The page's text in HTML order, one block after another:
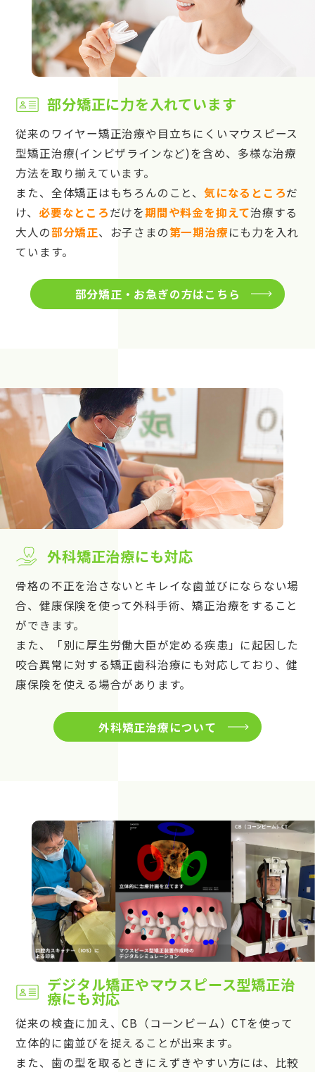
部分矯正に力を入れています
従来のワイヤー矯正治療や目立ちにくいマウスピース
型矯正治療(インビザラインなど)を含め、多様な治療
方法を取り揃えています。
また、全体矯正はもちろんのこと、 気になるところだ
け、 必要なところだけを期間や料金を抑えて治療する
大人の部分矯正、お子さまの第一期治療にも力を入れ
ています。
部分矯正・お急ぎの方はこちら
外科矯正治療にも対応
骨格の不正を治さないとキレイな歯並びにならない場
合、健康保険を使って外科手術、矯正治療をすること
ができます。
また、「別に厚生労働大臣が定める疾患」に起因した
咬合異常に対する矯正歯科治療にも対応しており、健
康保険を使える場合があります。
外科矯正治療について
デジタル矯正やマウスピース型矯正治
療にも対応
従来の検査に加え、CB（コーンビーム）CTを使って
立体的に歯並びを捉えることが出来ます。
また、歯の型を取るときにえずきやすい方には、比較